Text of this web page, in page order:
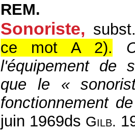
REM.
Sonoriste,
ce mot A 2).
l'équipement de
que le «
fonctionnement
juin 1969ds Gilb.